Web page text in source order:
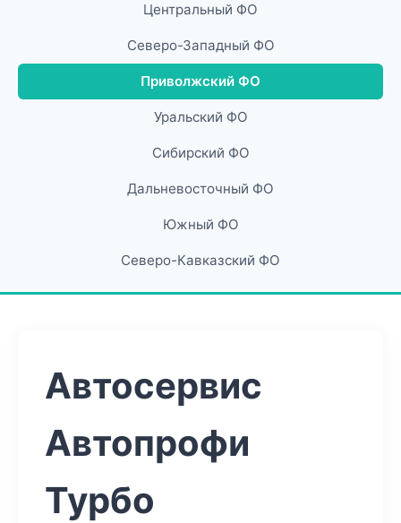
Центральный ФО
Северо-Западный ФО
Приволжский ФО
Уральский ФО
Сибирский ФО
Дальневосточный ФО
Южный ФО
Северо-Кавказский ФО
Автосервис
Автопрофи
Турбо